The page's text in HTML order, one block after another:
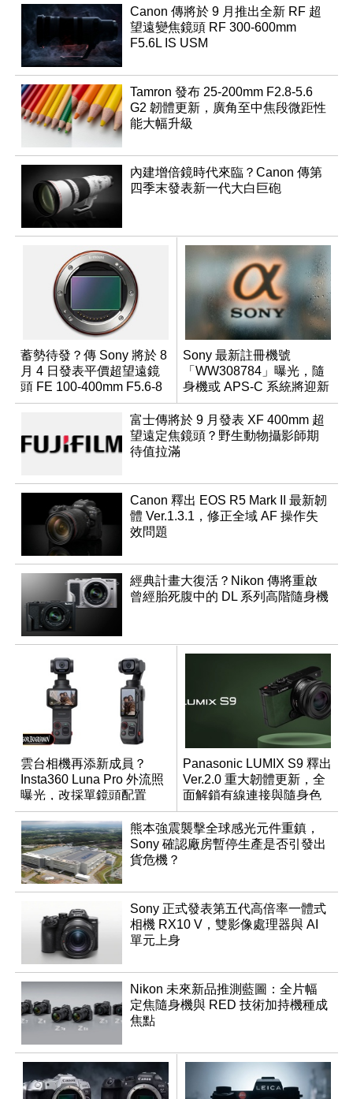
Canon 傳將於 9 月推出全新 RF 超
望遠變焦鏡頭 RF 300-600mm
F5.6L IS USM
Tamron 發布 25-200mm F2.8-5.6
G2 韌體更新，廣角至中焦段微距性
能大幅升級
內建增倍鏡時代來臨？Canon 傳第
四季末發表新一代大白巨砲
蓄勢待發？傳 Sony 將於 8
月 4 日發表平價超望遠鏡
頭 FE 100-400mm F5.6-8
Sony 最新註冊機號
「WW308784」曝光，隨
身機或 APS-C 系統將迎新
成員？
富士傳將於 9 月發表 XF 400mm 超
望遠定焦鏡頭？野生動物攝影師期
待值拉滿
Canon 釋出 EOS R5 Mark II 最新韌
體 Ver.1.3.1，修正全域 AF 操作失
效問題
經典計畫大復活？Nikon 傳將重啟
曾經胎死腹中的 DL 系列高階隨身機
雲台相機再添新成員？
Insta360 Luna Pro 外流照
曝光，改採單鏡頭配置
Panasonic LUMIX S9 釋出
Ver.2.0 重大韌體更新，全
面解鎖有線連接與隨身色
調編輯
熊本強震襲擊全球感光元件重鎮，
Sony 確認廠房暫停生產是否引發出
貨危機？
Sony 正式發表第五代高倍率一體式
相機 RX10 V，雙影像處理器與 AI
單元上身
Nikon 未來新品推測藍圖：全片幅
定焦隨身機與 RED 技術加持機種成
焦點